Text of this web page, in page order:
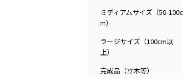
ミディアムサイズ（50-100c
m）
ラージサイズ（100cm以
上）
完成品（立木等）